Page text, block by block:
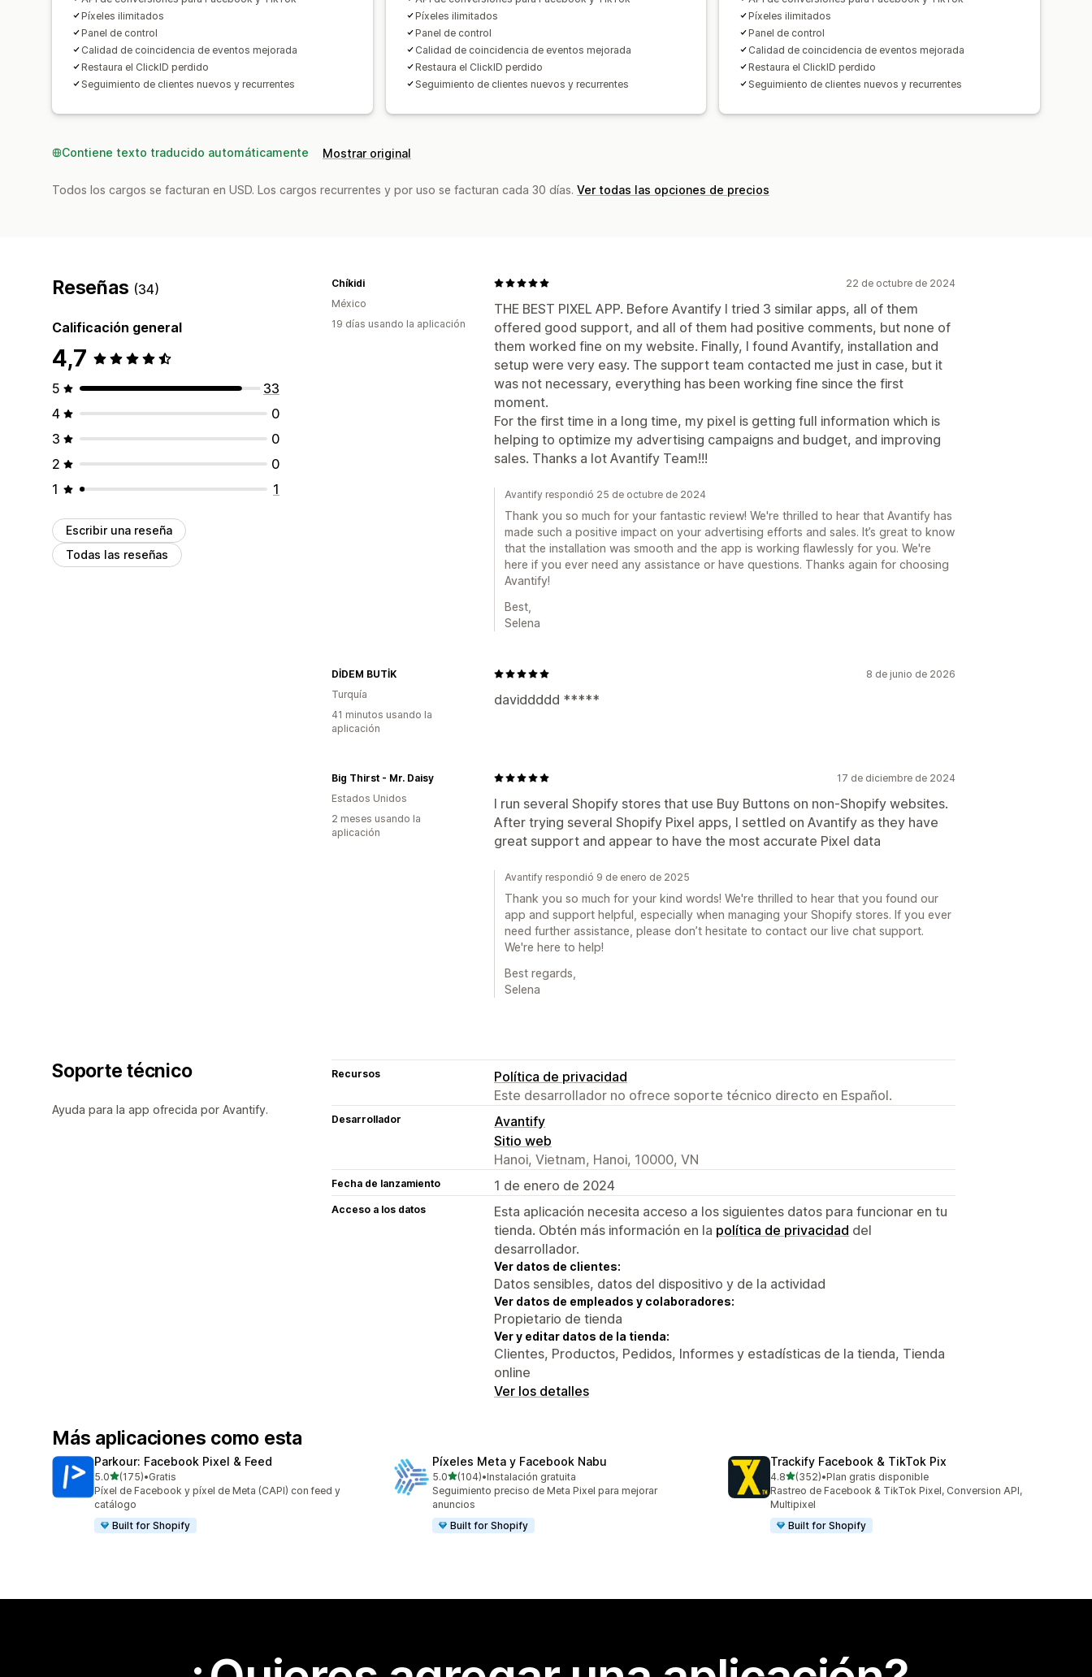
Píxeles ilimitados
Panel de control
Calidad de coincidencia de eventos mejorada
Restaura el ClickID perdido
Seguimiento de clientes nuevos y recurrentes
Píxeles ilimitados
Panel de control
Calidad de coincidencia de eventos mejorada
Restaura el ClickID perdido
Seguimiento de clientes nuevos y recurrentes
Píxeles ilimitados
Panel de control
Calidad de coincidencia de eventos mejorada
Restaura el ClickID perdido
Seguimiento de clientes nuevos y recurrentes
Contiene texto traducido automáticamente Mostrar original
Todos los cargos se facturan en USD. Los cargos recurrentes y por uso se facturan cada 30 días. Ver todas las opciones de precios
Reseñas (34)
Calificación general
4,7
5
33
4
0
3
0
2
0
1
1
Escribir una reseña
Todas las reseñas
22 de octubre de 2024
THE BEST PIXEL APP. Before Avantify I tried 3 similar apps, all of them
offered good support, and all of them had positive comments, but none of
them worked fine on my website. Finally, I found Avantify, installation and
setup were very easy. The support team contacted me just in case, but it
was not necessary, everything has been working fine since the first
moment.
For the first time in a long time, my pixel is getting full information which is
helping to optimize my advertising campaigns and budget, and improving
sales. Thanks a lot Avantify Team!!!
Chíkidi
México
19 días usando la aplicación
Avantify respondió 25 de octubre de 2024
Thank you so much for your fantastic review! We're thrilled to hear that Avantify has
made such a positive impact on your advertising efforts and sales. It’s great to know
that the installation was smooth and the app is working flawlessly for you. We're
here if you ever need any assistance or have questions. Thanks again for choosing
Avantify!
Best,
Selena
8 de junio de 2026
daviddddd *****
DİDEM BUTİK
Turquía
41 minutos usando la
aplicación
17 de diciembre de 2024
I run several Shopify stores that use Buy Buttons on non-Shopify websites.
After trying several Shopify Pixel apps, I settled on Avantify as they have
great support and appear to have the most accurate Pixel data
Big Thirst - Mr. Daisy
Estados Unidos
2 meses usando la
aplicación
Avantify respondió 9 de enero de 2025
Thank you so much for your kind words! We're thrilled to hear that you found our
app and support helpful, especially when managing your Shopify stores. If you ever
need further assistance, please don’t hesitate to contact our live chat support.
We're here to help!
Best regards,
Selena
Soporte técnico
Ayuda para la app ofrecida por Avantify.
Recursos
Política de privacidad
Este desarrollador no ofrece soporte técnico directo en Español.
Desarrollador
Avantify
Sitio web
Hanoi, Vietnam, Hanoi, 10000, VN
Fecha de lanzamiento 1 de enero de 2024
Acceso a los datos
Esta aplicación necesita acceso a los siguientes datos para funcionar en tu
tienda. Obtén más información en la política de privacidad del
desarrollador.
Ver datos de clientes:
Datos sensibles, datos del dispositivo y de la actividad
Ver datos de empleados y colaboradores:
Propietario de tienda
Ver y editar datos de la tienda:
Clientes, Productos, Pedidos, Informes y estadísticas de la tienda, Tienda
online
Ver los detalles
Más aplicaciones como esta
Parkour: Facebook Pixel & Feed
5.0de 5 estrellas
(175)
175 reseñas en total
•Gratis
Píxel de Facebook y píxel de Meta (CAPI) con feed y
catálogo
Built for Shopify
Píxeles Meta y Facebook Nabu
5.0de 5 estrellas
(104)
104 reseñas en total
•Instalación gratuita
Seguimiento preciso de Meta Pixel para mejorar
anuncios
Built for Shopify
Trackify Facebook & TikTok Pix
4.8de 5 estrellas
(352)
352 reseñas en total
•Plan gratis disponible
Rastreo de Facebook & TikTok Pixel, Conversion API,
Multipixel
Built for Shopify